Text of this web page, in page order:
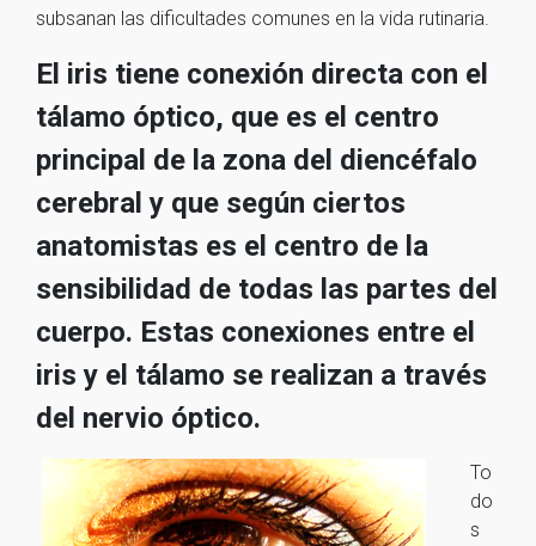
subsanan las dificultades comunes en la vida rutinaria.
El iris tiene conexión directa con el
tálamo óptico, que es el centro
principal de la zona del diencéfalo
cerebral y que según ciertos
anatomistas es el centro de la
sensibilidad de todas las partes del
cuerpo. Estas conexiones entre el
iris y el tálamo se realizan a través
del nervio óptico.
To
do
s